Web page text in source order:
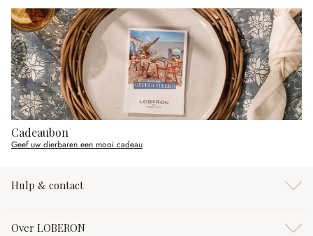
Cadeaubon
Geef uw dierbaren een mooi cadeau
Hulp & contact
Over LOBERON